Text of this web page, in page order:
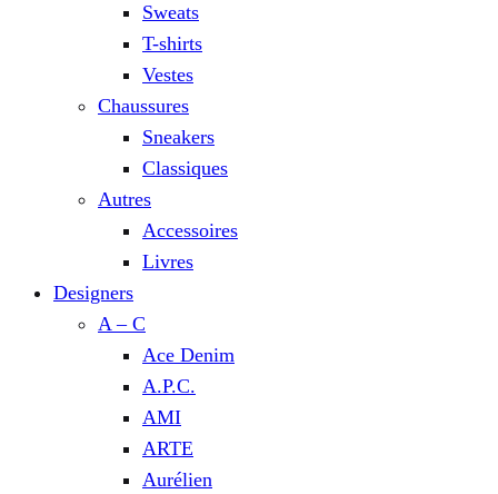
Sweats
T-shirts
Vestes
Chaussures
Sneakers
Classiques
Autres
Accessoires
Livres
Designers
A – C
Ace Denim
A.P.C.
AMI
ARTE
Aurélien